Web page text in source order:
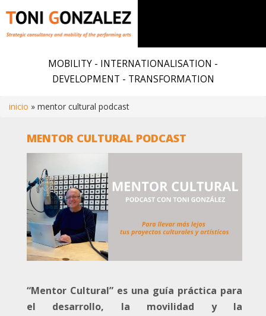
MOBILITY - INTERNATIONALISATION -
DEVELOPMENT - TRANSFORMATION
inicio mentor cultural podcast
MENTOR CULTURAL PODCAST
“Mentor Cultural” es una guía práctica para
el desarrollo, la movilidad y la